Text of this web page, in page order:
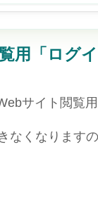
用「ログ
サイト閲覧
なくなります